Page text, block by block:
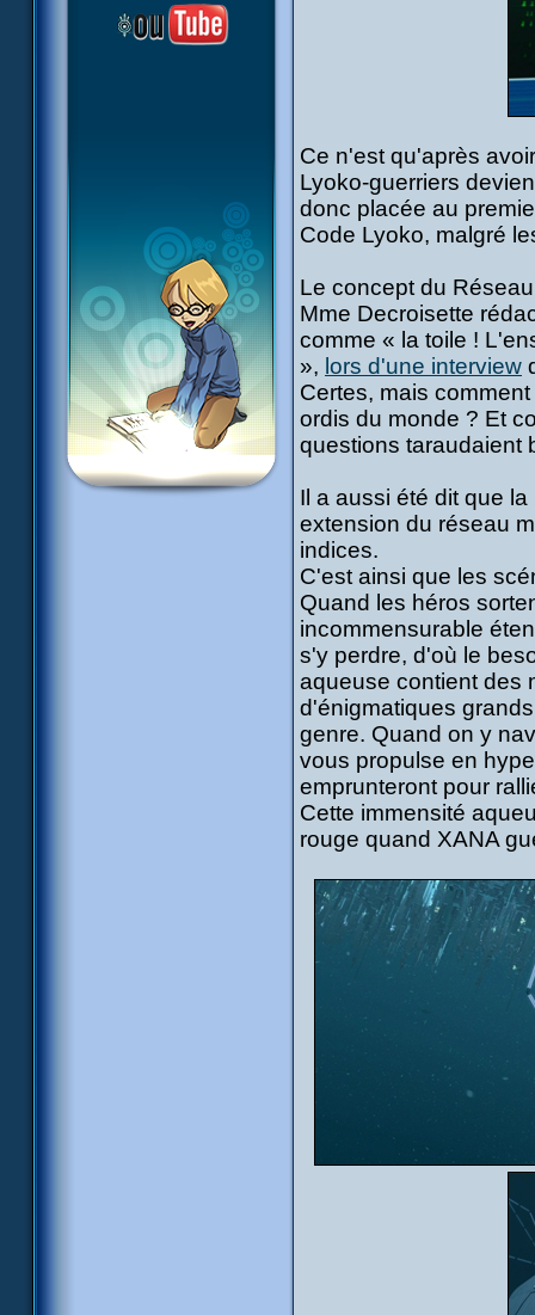
Ce n'est qu'après
Lyoko-guerriers
donc placée au
Code Lyoko, malgré
Le concept du
Mme Decroisette
comme « la toile !
», lors d'une interview
Certes, mais
ordis du monde ? Et
questions taraudaient
Il a aussi été dit que
extension du réseau
indices.
C'est ainsi que les
Quand les héros
incommensurable
s'y perdre, d'où le
aqueuse contient des
d'énigmatiques
genre. Quand on y
vous propulse en
emprunteront pour
Cette immensité
rouge quand XANA